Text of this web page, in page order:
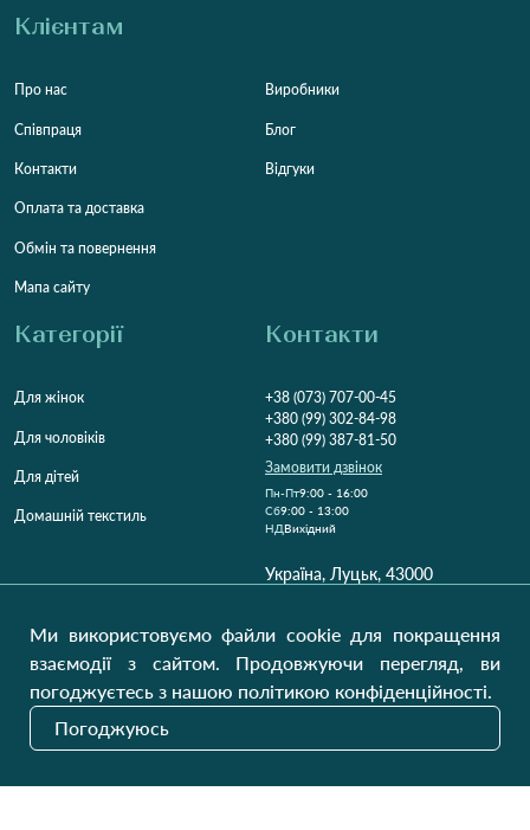
Клієнтам
Про нас
Співпраця
Контакти
Оплата та доставка
Обмін та повернення
Мапа сайту
Виробники
Блог
Відгуки
Категорії
Для жінок
Для чоловіків
Для дітей
Домашній текстиль
Контакти
+38 (073) 707-00-45
+380 (99) 302-84-98
+380 (99) 387-81-50
Замовити дзвінок
Пн-Пт9:00 - 16:00
Cб9:00 - 13:00
НДВихідний
Україна, Луцьк, 43000
Наші оновлення
Ми використовуємо файли cookie для покращення
взаємодії з сайтом. Продовжуючи перегляд, ви
погоджуєтесь з нашою політикою конфіденційності.
Погоджуюсь